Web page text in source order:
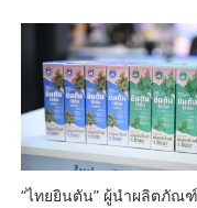
“ไทยยินตัน” ผู้นำผลิตภัณ